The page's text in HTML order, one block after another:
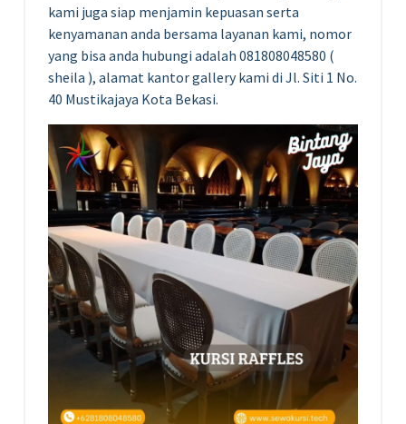
kami juga siap menjamin kepuasan serta
kenyamanan anda bersama layanan kami, nomor
yang bisa anda hubungi adalah 081808048580 (
sheila ), alamat kantor gallery kami di Jl. Siti 1 No.
40 Mustikajaya Kota Bekasi.